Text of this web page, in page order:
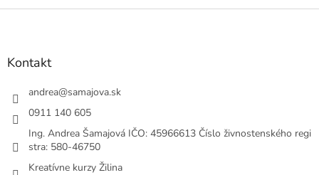
Z
Kontakt
andrea@samajova.sk
0911 140 605
Ing. Andrea Šamajová IČO: 45966613 Číslo živnostenského regi
stra: 580-46750
Kreatívne kurzy Žilina